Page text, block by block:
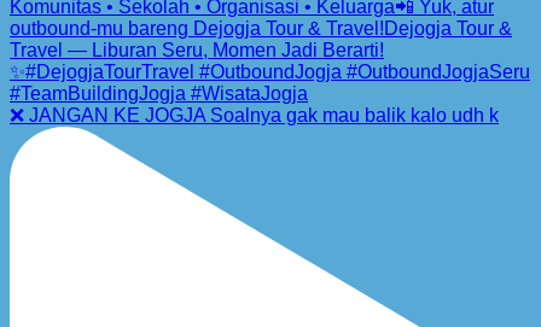
❌ JANGAN KE JOGJA Soalnya gak mau balik kalo udh k